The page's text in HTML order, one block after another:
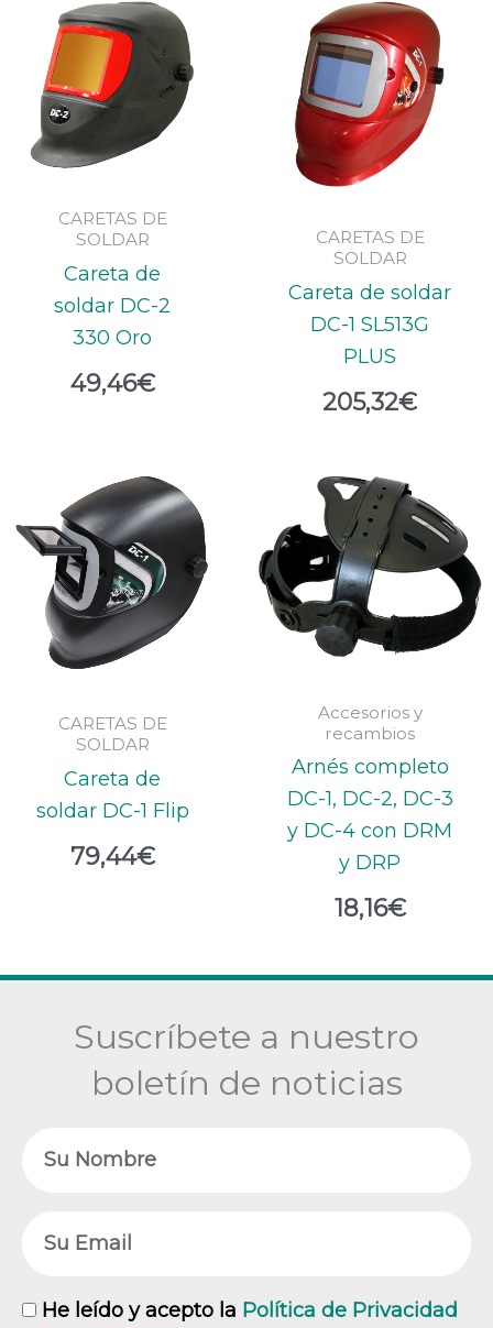
CARETAS DE
SOLDAR
Careta de
soldar DC-2
330 Oro
49,46€
CARETAS DE
SOLDAR
Careta de soldar
DC-1 SL513G
PLUS
205,32€
CARETAS DE
SOLDAR
Careta de
soldar DC-1 Flip
79,44€
Accesorios y
recambios
Arnés completo
DC-1, DC-2, DC-3
y DC-4 con DRM
y DRP
18,16€
Suscríbete a nuestro
boletín de noticias
RGPD
He leído y acepto la Política de Privacidad